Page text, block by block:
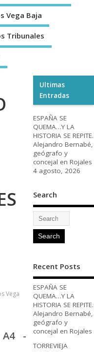
Vega Baja
Tribunales
Vega
Ultimas
Entradas
ESPAÑA SE
QUEMA…Y LA
HISTORIA SE REPITE.
Alejandro Bernabé,
geógrafo y
concejal en Rojales
4 agosto, 2026
Search
Recent Posts
ESPAÑA SE
QUEMA…Y LA
HISTORIA SE REPITE.
Alejandro Bernabé,
geógrafo y
concejal en Rojales
TORREVIEJA